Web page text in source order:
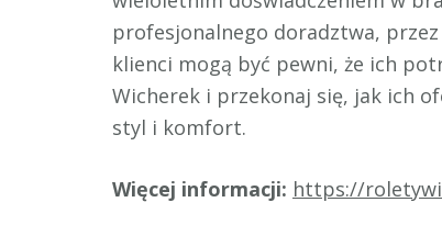
profesjonalnego doradztwa,
klienci mogą być pewni, że ich
Wicherek i przekonaj się, jak ich
styl i komfort.
Więcej informacji: https://